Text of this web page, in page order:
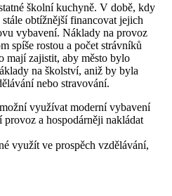
školní kuchyně. V době, kdy
obtížnější financovat jejich
vybavení. Náklady na provoz
spíše rostou a počet strávníků
mají zajistit, aby město bylo
na školství, aniž by byla
nebo stravování.
využívat moderní vybavení
a hospodárněji nakládat
využít ve prospěch vzdělávání,